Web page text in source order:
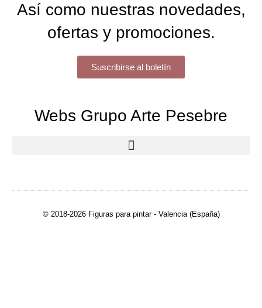
Así como nuestras novedades,
ofertas y promociones.
Suscribirse al boletín
Webs Grupo Arte Pesebre
© 2018-2026 Figuras para pintar - Valencia (España)